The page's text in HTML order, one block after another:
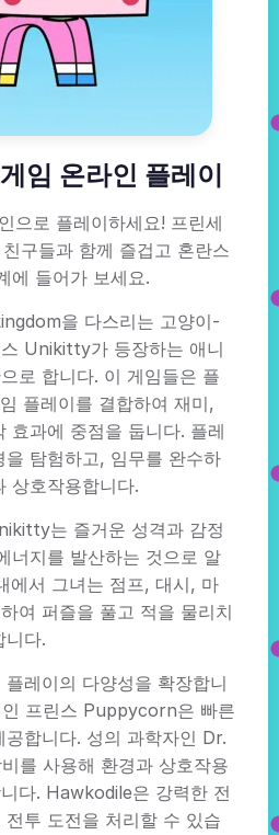
임 온라인 플레이
으로 플레이하세요! 프린세
구들과 함께 즐겁고 혼란스
에 들어가 보세요.
을 다스리는 고양이-
Unikitty가 등장하는 애니
로 합니다. 이 게임들은 플
플레이를 결합하여 재미,
효과에 중점을 둡니다. 플레
탐험하고, 임무를 완수하
상호작용합니다.
는 즐거운 성격과 감정
너지를 발산하는 것으로 알
에서 그녀는 점프, 대시, 마
여 퍼즐을 풀고 적을 물리치
니다.
레이의 다양성을 확장합니
프린스 Puppycorn은 빠른
합니다. 성의 과학자인 Dr.
를 사용해 환경과 상호작용
다. Hawkodile은 강력한 전
투 도전을 처리할 수 있습